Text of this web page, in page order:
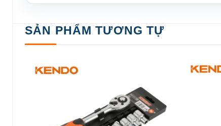
SẢN PHẨM TƯƠNG TỰ
wishlist